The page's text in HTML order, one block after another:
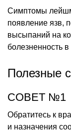
Симптомы
появление язв,
высыпаний на
болезненность
Полезные
СОВЕТ №1
Обратитесь к
и назначения